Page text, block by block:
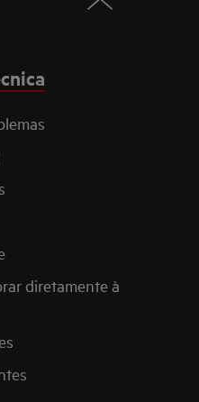
diretamente à